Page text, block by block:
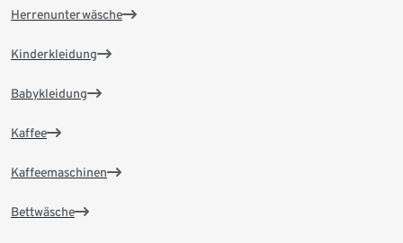
Herrenunterwäsche
Kinderkleidung
Babykleidung
Kaffee
Kaffeemaschinen
Bettwäsche